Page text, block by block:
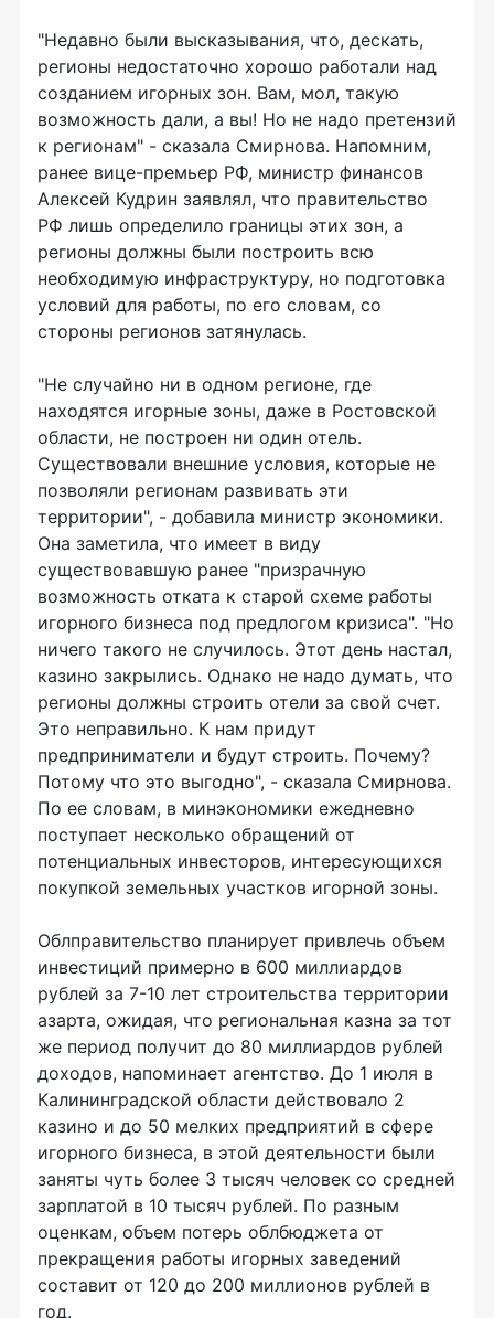
"Недавно были высказывания, что, дескать,
регионы недостаточно хорошо работали над
созданием игорных зон. Вам, мол, такую
возможность дали, а вы! Но не надо претензий
к регионам" - сказала Смирнова. Напомним,
ранее вице-премьер РФ, министр финансов
Алексей Кудрин заявлял, что правительство
РФ лишь определило границы этих зон, а
регионы должны были построить всю
необходимую инфраструктуру, но подготовка
условий для работы, по его словам, со
стороны регионов затянулась.
"Не случайно ни в одном регионе, где
находятся игорные зоны, даже в Ростовской
области, не построен ни один отель.
Существовали внешние условия, которые не
позволяли регионам развивать эти
территории", - добавила министр экономики.
Она заметила, что имеет в виду
существовавшую ранее "призрачную
возможность отката к старой схеме работы
игорного бизнеса под предлогом кризиса". "Но
ничего такого не случилось. Этот день настал,
казино закрылись. Однако не надо думать, что
регионы должны строить отели за свой счет.
Это неправильно. К нам придут
предприниматели и будут строить. Почему?
Потому что это выгодно", - сказала Смирнова.
По ее словам, в минэкономики ежедневно
поступает несколько обращений от
потенциальных инвесторов, интересующихся
покупкой земельных участков игорной зоны.
Облправительство планирует привлечь объем
инвестиций примерно в 600 миллиардов
рублей за 7-10 лет строительства территории
азарта, ожидая, что региональная казна за тот
же период получит до 80 миллиардов рублей
доходов, напоминает агентство. До 1 июля в
Калининградской области действовало 2
казино и до 50 мелких предприятий в сфере
игорного бизнеса, в этой деятельности были
заняты чуть более 3 тысяч человек со средней
зарплатой в 10 тысяч рублей. По разным
оценкам, объем потерь облбюджета от
прекращения работы игорных заведений
составит от 120 до 200 миллионов рублей в
год.